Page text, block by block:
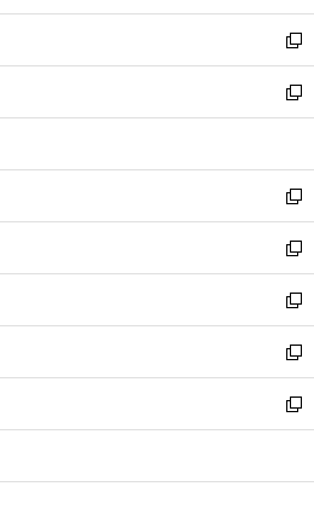
開
く
ウ
で
開
く
ン
ド
ウ
で
開
ウ
ィ
ン
ド
ウ
開
く
し
い
ウ
ィ
ン
ウ
で
開
く
新
し
い
ウ
ン
ド
ウ
で
開
く
新
し
ウ
ィ
ン
ド
ウ
で
開
く
新
し
い
ウ
ィ
ン
ド
ウ
で
開
新
し
い
ウ
ィ
ン
ド
ウ
開
新
し
い
ウ
ィ
ン
ウ
新
し
い
ウ
ン
新
し
ウ